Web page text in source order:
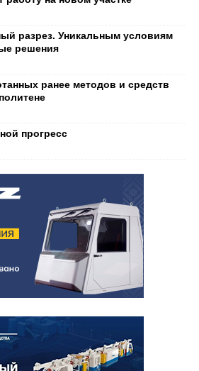
разрез. Уникальным условиям
решения
ранее методов и средств
прогресс